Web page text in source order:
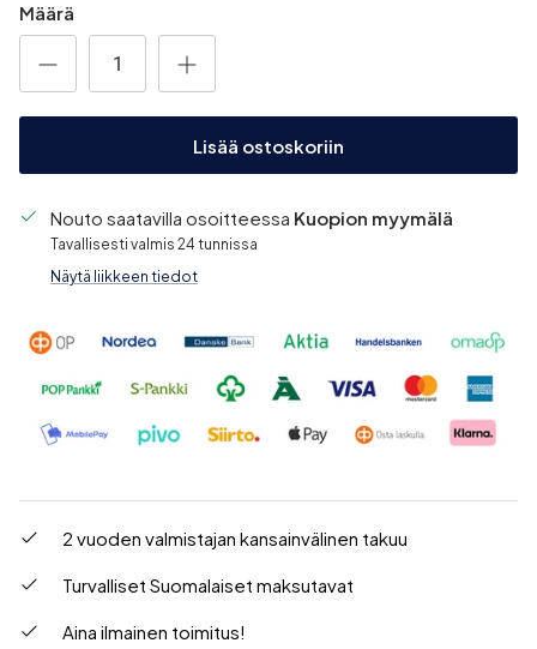
Määrä
Lisää ostoskoriin
Nouto saatavilla osoitteessa Kuopion myymälä
Tavallisesti valmis 24 tunnissa
Näytä liikkeen tiedot
2 vuoden valmistajan kansainvälinen takuu
Turvalliset Suomalaiset maksutavat
Aina ilmainen toimitus!